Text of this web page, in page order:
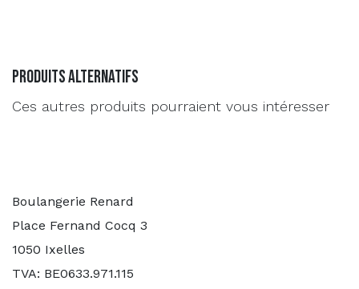
Produits alternatifs
Ces autres produits pourraient vous intéresser
Boulangerie Renard
Place Fernand Cocq 3
1050 Ixelles
TVA: BE0633.971.115